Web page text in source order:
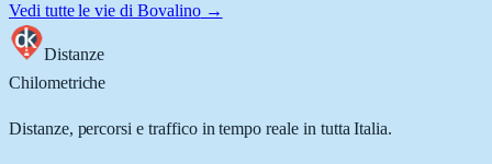
Vedi tutte le vie di Bovalino→
Distanze
Chilometriche
Distanze, percorsi e traffico in tempo reale in tutta Italia.